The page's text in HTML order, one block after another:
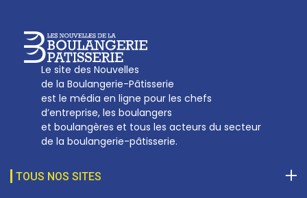
Le site des Nouvelles
de la Boulangerie-Pâtisserie
est le média en ligne pour les chefs
d’entreprise, les boulangers
et boulangères et tous les acteurs du secteur
de la boulangerie-pâtisserie.
TOUS NOS SITES